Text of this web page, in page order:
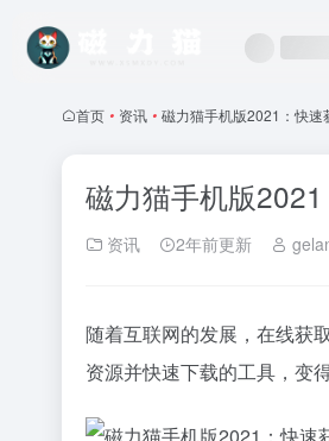
首页 • 资讯 • 磁力猫手机版2021：快速
磁力猫手机版
资讯 2年前更新
随着互联网的发展，在线获
资源并快速下载的工具，变